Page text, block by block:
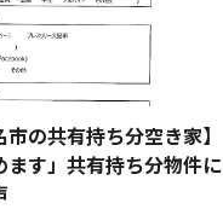
市の共有持ち分空き家】
ます」共有持ち分物件に